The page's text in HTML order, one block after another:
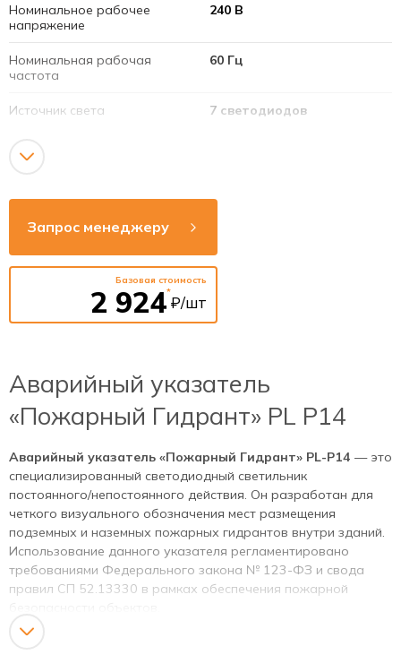
Номинальное рабочее
напряжение
240 В
Номинальная рабочая
частота
60 Гц
Источник света 7 светодиодов
светодиодов
Тип аккумулятора Ni-Cd
Запрос менеджеру
Базовая стоимость
2 924*
₽/шт
Аварийный указатель
«Пожарный Гидрант» PL P14
Аварийный указатель «Пожарный Гидрант» PL-P14 — это
специализированный светодиодный светильник
постоянного/непостоянного действия. Он разработан для
четкого визуального обозначения мест размещения
подземных и наземных пожарных гидрантов внутри зданий.
Использование данного указателя регламентировано
требованиями Федерального закона № 123-ФЗ и свода
правил СП 52.13330 в рамках обеспечения пожарной
Благодаря яркому контрастному свечению, лаконичному